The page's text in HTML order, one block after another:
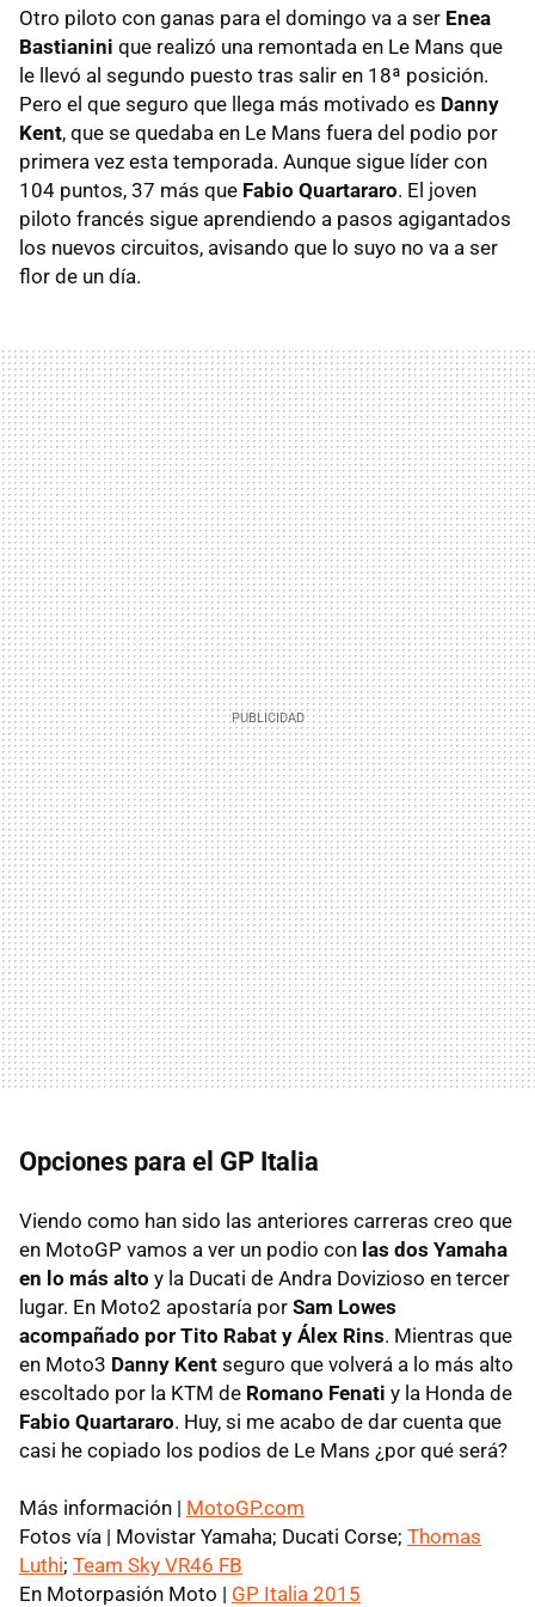
Otro piloto con ganas para el domingo va a ser Enea
Bastianini que realizó una remontada en Le Mans que
le llevó al segundo puesto tras salir en 18ª posición.
Pero el que seguro que llega más motivado es Danny
Kent, que se quedaba en Le Mans fuera del podio por
primera vez esta temporada. Aunque sigue líder con
104 puntos, 37 más que Fabio Quartararo. El joven
piloto francés sigue aprendiendo a pasos agigantados
los nuevos circuitos, avisando que lo suyo no va a ser
flor de un día.
Opciones para el GP Italia
Viendo como han sido las anteriores carreras creo que
en MotoGP vamos a ver un podio con las dos Yamaha
en lo más alto y la Ducati de Andra Dovizioso en tercer
lugar. En Moto2 apostaría por Sam Lowes
acompañado por Tito Rabat y Álex Rins. Mientras que
en Moto3 Danny Kent seguro que volverá a lo más alto
escoltado por la KTM de Romano Fenati y la Honda de
Fabio Quartararo. Huy, si me acabo de dar cuenta que
casi he copiado los podios de Le Mans ¿por qué será?
Más información | MotoGP.com
Fotos vía | Movistar Yamaha; Ducati Corse; Thomas
Luthi; Team Sky VR46 FB
En Motorpasión Moto | GP Italia 2015